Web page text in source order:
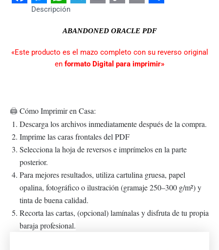
Facebook
Messenger
WhatsApp
Link
Descripción
ABANDONED ORACLE PDF
«Este producto es el mazo completo con su reverso original
enformato Digital para imprimir»
🖨️ Cómo Imprimir en Casa:
Descarga los archivos inmediatamente después de la compra.
Imprime las caras frontales del PDF
Selecciona la hoja de reversos e imprímelos en la parte
posterior.
Para mejores resultados, utiliza cartulina gruesa, papel
opalina, fotográfico o ilustración (gramaje 250–300 g/m²) y
tinta de buena calidad.
Recorta las cartas, (opcional) lamínalas y disfruta de tu propia
baraja profesional.